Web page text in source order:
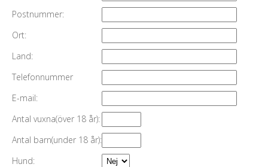
Postnummer:
Ort:
Land:
Telefonnummer
E-mail:
Antal vuxna(över 18 år):
Antal barn(under 18 år):
Hund: